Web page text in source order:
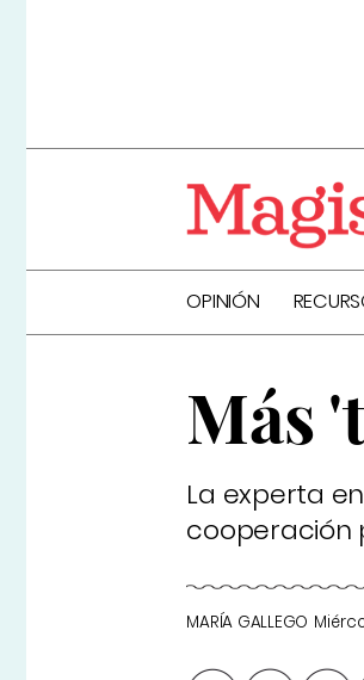
OPINIÓN
Más
La experta
cooperación
MARÍA GALLEGO